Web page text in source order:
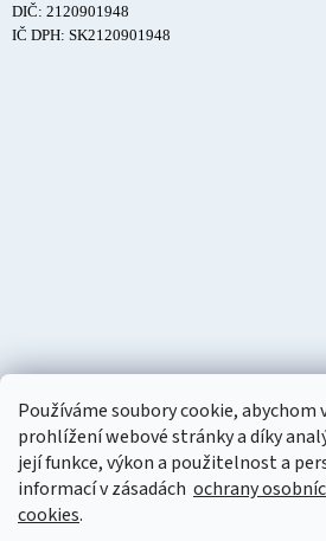
Používáme soubory cookie,
prohlížení webové stránky a díky
její funkce, výkon a použitelnost a
informací v zásadách ochrany
cookies.
DIČ: 2120901948
IČ DPH: SK2120901948